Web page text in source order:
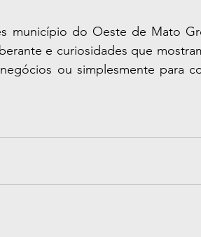
município do Oeste de Mato
e curiosidades que
ou simplesmente para